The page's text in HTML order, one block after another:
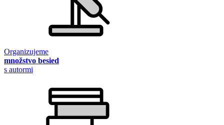
Organizujeme
množstvo besied
s autormi